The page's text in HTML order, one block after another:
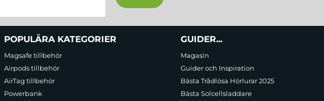
POPULÄRA KATEGORIER
Magsafe tillbehör
Airpods tillbehör
AirTag tillbehör
Powerbank
GUIDER...
Magasin
Guider och Inspiration
Bästa Trådlösa Hörlurar 2025
Bästa Solcellsladdare